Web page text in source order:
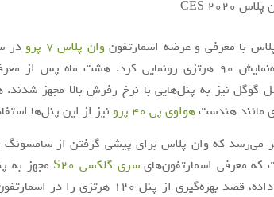
با معرفی و عرضه اسمارتفون وان پلاس 7 پرو
در
صفحه‌نمایش 90 هرتزی رونمایی کرد. هشت ماه
گوگل نیز به پنل‌هایی با نرخ رفرش بالا مجهز شدند.
مانند هندستهواوی پی 40 پرو
نیز از این پنل‌ها
می‌رسد که وان پلاس برای پیشی گرفتن از سامسونگ
که معرفی اسمارتفون‌هایسری گلکسی S20
قصد بهره‌گیری از پنل 120 هرتزی را در اسمارتفون